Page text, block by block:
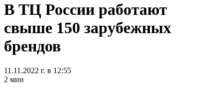
В ТЦ России работают
свыше 150 зарубежных
брендов
11.11.2022 г. в 12:55
2 мин